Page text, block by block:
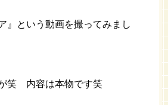
』という動画を撮ってみまし
笑 内容は本物です笑